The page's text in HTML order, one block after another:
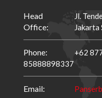
Head
Office:
Jl.
Jakarta
Phone: +62
85888898337
Email: